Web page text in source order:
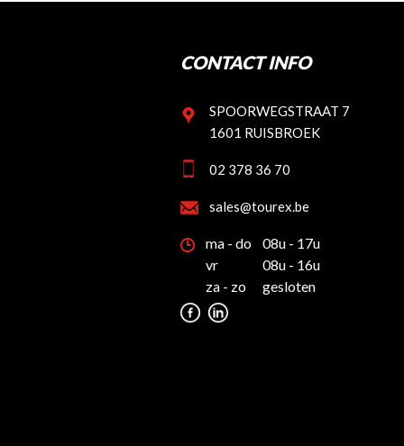
CONTACT INFO
SPOORWEGSTRAAT 7
1601 RUISBROEK
02 378 36 70
sales@tourex.be
ma - do
08u - 17u
vr
08u - 16u
za - zo
gesloten